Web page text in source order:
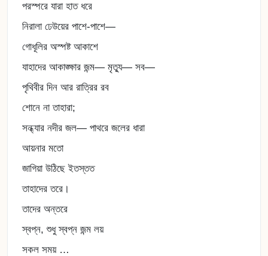
পরস্পরে যারা হাত ধরে
নিরালা ঢেউয়ের পাশে-পাশে—
গোধূলির অস্পষ্ট আকাশে
যাহাদের আকাঙ্ক্ষার জন্ম— মৃত্যু— সব—
পৃথিবীর দিন আর রাত্রির রব
শোনে না তাহারা;
সন্ধ্যার নদীর জল— পাথরে জলের ধারা
আয়নার মতো
জাগিয়া উঠিছে ইতস্তত
তাহাদের তরে।
তাদের অন্তরে
স্বপ্ন, শুধু স্বপ্ন জন্ম লয়
সকল সময় …